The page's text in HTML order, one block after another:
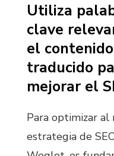
Utiliza
clave
el contenido
traducido
mejorar el
Para optimizar al
estrategia de